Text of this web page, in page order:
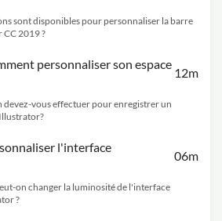
sont disponibles pour personnaliser la barre
2019 ?
personnaliser son espace
12m
devez-vous effectuer pour enregistrer un
l'interface
06m
on changer la luminosité de l'interface
?